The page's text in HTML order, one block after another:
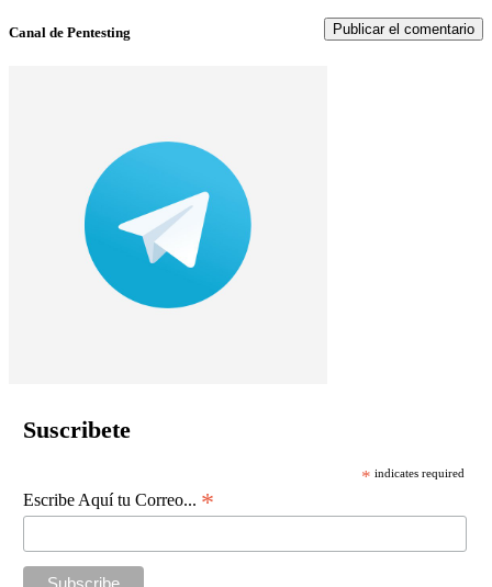
Canal de Pentesting
Suscribete
* indicates required
Escribe Aquí tu Correo... *